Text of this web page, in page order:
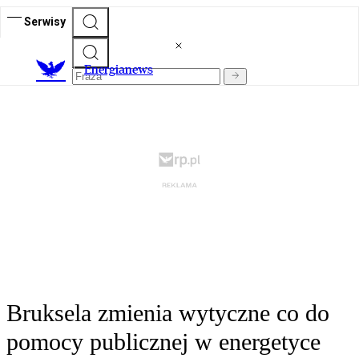
Serwisy
Energianews
Bruksela zmienia wytyczne co do
pomocy publicznej w energetyce